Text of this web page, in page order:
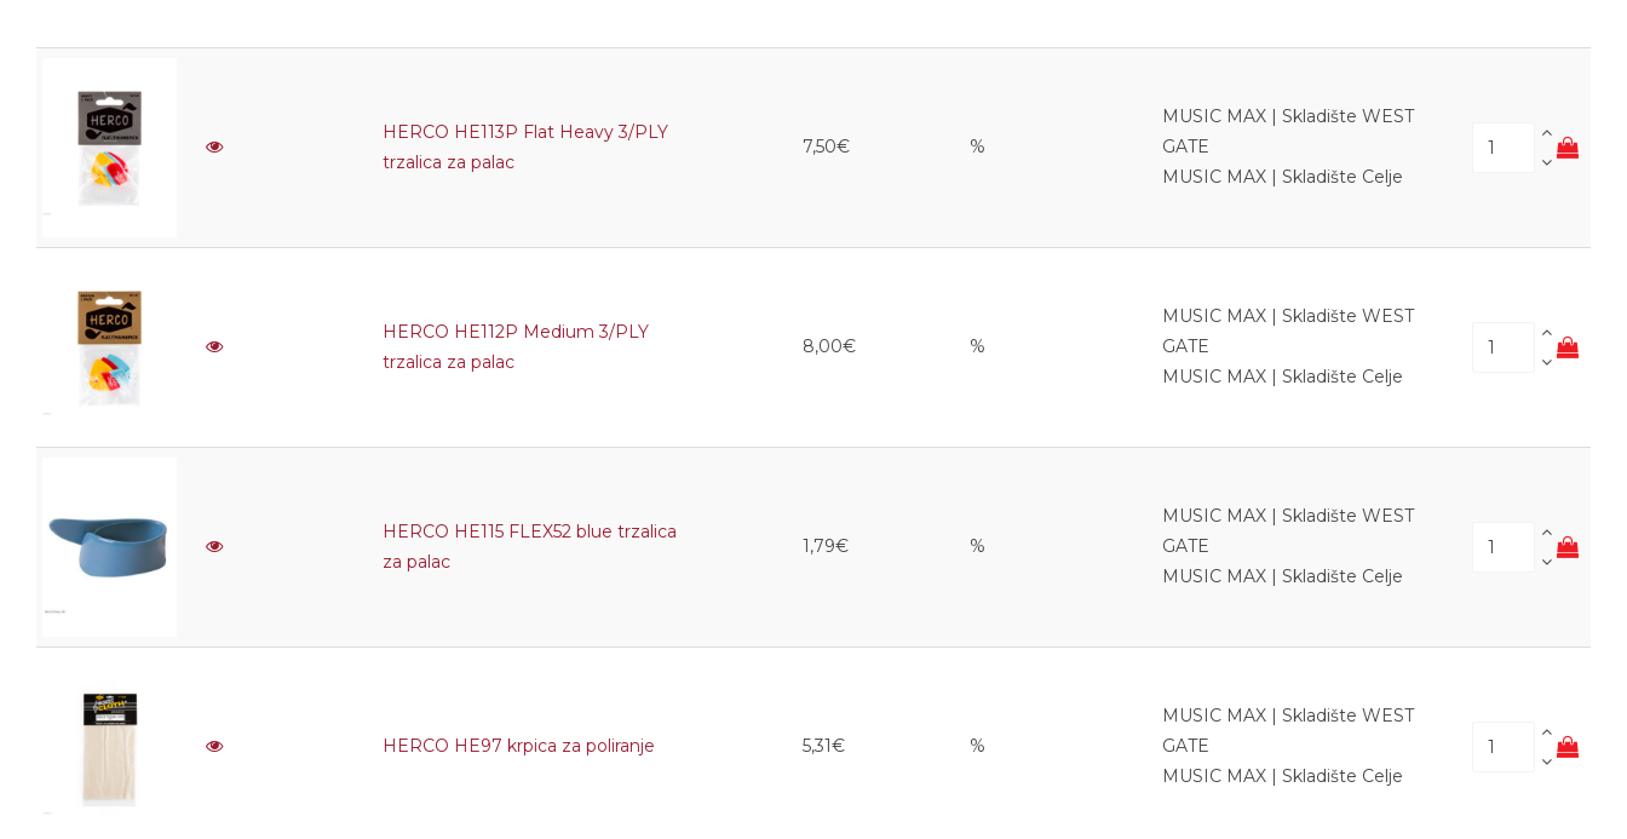
HERCO HE113P Flat Heavy 3/PLY
trzalica za palac
7,50€ %
MUSIC MAX | Skladište WEST
GATE
MUSIC MAX | Skladište Celje
HERCO HE112P Medium 3/PLY
trzalica za palac
8,00€ %
MUSIC MAX | Skladište WEST
GATE
MUSIC MAX | Skladište Celje
HERCO HE115 FLEX52 blue trzalica
za palac
1,79€ %
MUSIC MAX | Skladište WEST
GATE
MUSIC MAX | Skladište Celje
HERCO HE97 krpica za poliranje 5,31€ %
MUSIC MAX | Skladište WEST
GATE
MUSIC MAX | Skladište Celje